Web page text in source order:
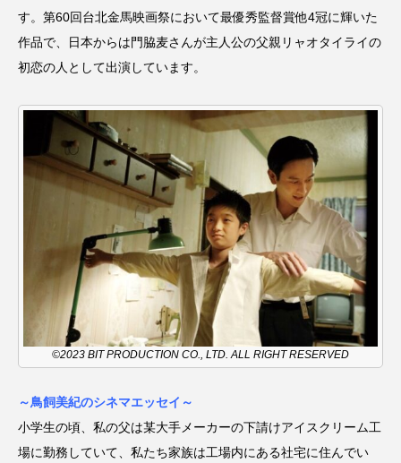
TAG LIST
1975年のケルン・コンサート 1学期 1年生
2024年度 2025年 2025年度 2026
2026年度 20周年 2学期
4年生 6年生 6月号 77
7月 accototo BAD GENIUS BL出版
CONCLAVE CROSSING 心の交差点
HAMNET HERE 時を越えて HONEY
す。第60回台北金馬映画祭において最優秀監督賞他4冠に輝いた
作品で、日本からは門脇麦さんが主人公の父親リャオタイライの
初恋の人として出演しています。
©2023 BIT PRODUCTION CO., LTD. ALL RIGHT RESERVED
～鳥飼美紀のシネマエッセイ～
小学生の頃、私の父は某大手メーカーの下請けアイスクリーム工
場に勤務していて、私たち家族は工場内にある社宅に住んでい